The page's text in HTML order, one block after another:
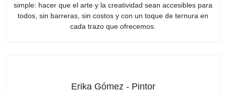
simple: hacer que el arte y la creatividad sean accesibles para
todos, sin barreras, sin costos y con un toque de ternura en
cada trazo que ofrecemos.
Erika Gómez - Pintor